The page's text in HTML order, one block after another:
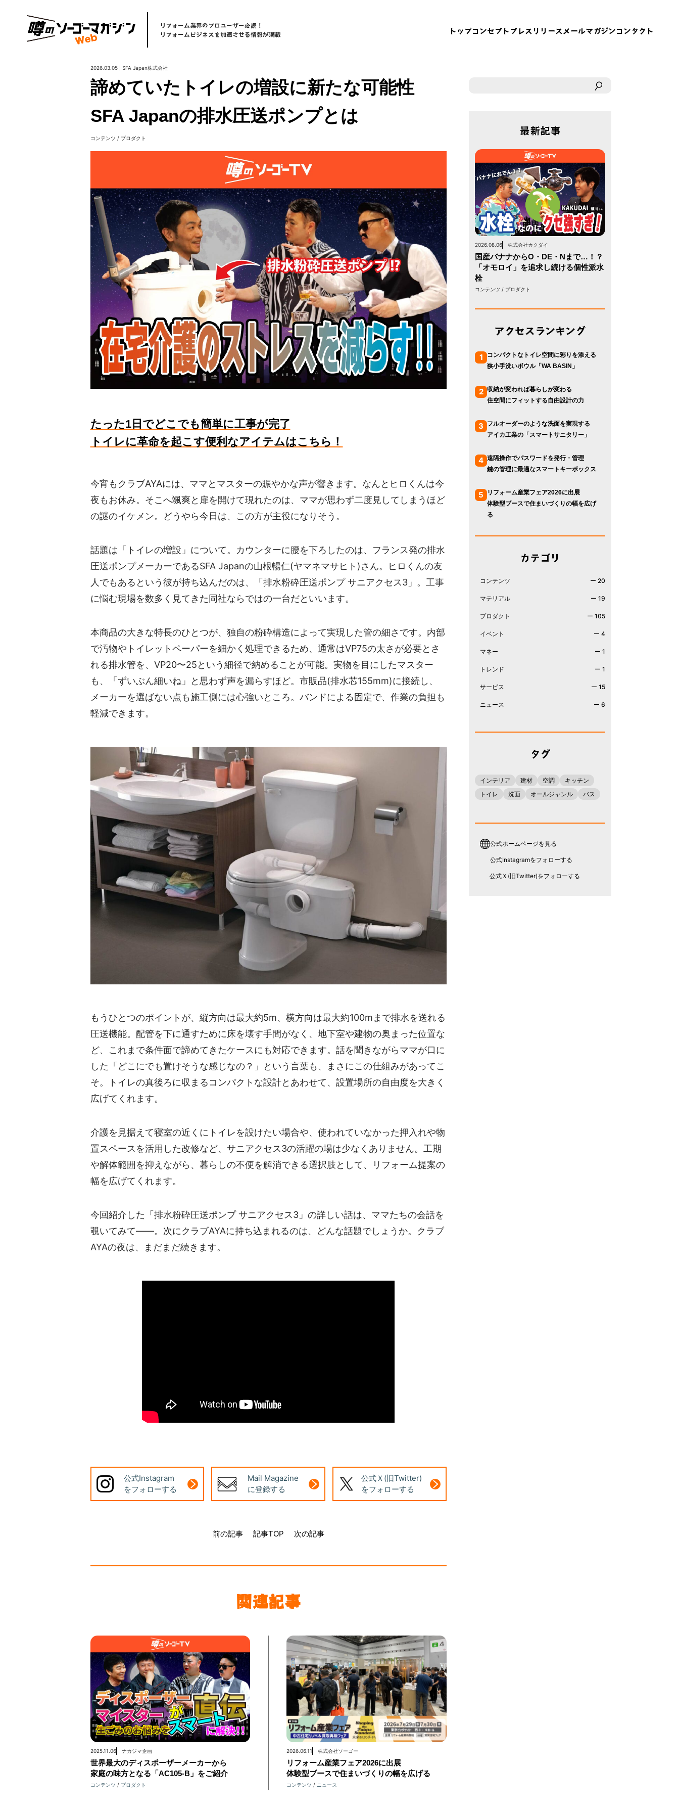
リフォーム業界のプロユーザー必読！
リフォームビジネスを加速させる情報が満載 トップコンセプトプレスリリースメールマガジンコンタクト
2026.03.05 | SFA Japan株式会社
諦めていたトイレの増設に新たな可能性
SFA Japanの排水圧送ポンプとは
コンテンツ / プロダクト
たった1日でどこでも簡単に工事が完了
トイレに革命を起こす便利なアイテムはこちら！
今宵もクラブAYAには、ママとマスターの賑やかな声が響きます。なんとヒロくんは今
夜もお休み。そこへ颯爽と扉を開けて現れたのは、ママが思わず二度見してしまうほど
の謎のイケメン。どうやら今日は、この方が主役になりそう。
話題は「トイレの増設」について。カウンターに腰を下ろしたのは、フランス発の排水
圧送ポンプメーカーであるSFA Japanの山根暢仁(ヤマネマサヒト)さん。ヒロくんの友
人でもあるという彼が持ち込んだのは、「排水粉砕圧送ポンプ サニアクセス3」。工事
に悩む現場を数多く見てきた同社ならではの一台だといいます。
本商品の大きな特長のひとつが、独自の粉砕構造によって実現した管の細さです。内部
で汚物やトイレットペーパーを細かく処理できるため、通常はVP75の太さが必要とさ
れる排水管を、VP20〜25という細径で納めることが可能。実物を目にしたマスター
も、「ずいぶん細いね」と思わず声を漏らすほど。市販品(排水芯155mm)に接続し、
メーカーを選ばない点も施工側には心強いところ。バンドによる固定で、作業の負担も
軽減できます。
もうひとつのポイントが、縦方向は最大約5m、横方向は最大約100mまで排水を送れる
圧送機能。配管を下に通すために床を壊す手間がなく、地下室や建物の奥まった位置な
ど、これまで条件面で諦めてきたケースにも対応できます。話を聞きながらママが口に
した「どこにでも置けそうな感じなの？」という言葉も、まさにこの仕組みがあってこ
そ。トイレの真後ろに収まるコンパクトな設計とあわせて、設置場所の自由度を大きく
広げてくれます。
介護を見据えて寝室の近くにトイレを設けたい場合や、使われていなかった押入れや物
置スペースを活用した改修など、サニアクセス3の活躍の場は少なくありません。工期
や解体範囲を抑えながら、暮らしの不便を解消できる選択肢として、リフォーム提案の
幅を広げてくれます。
今回紹介した「排水粉砕圧送ポンプ サニアクセス3」の詳しい話は、ママたちの会話を
覗いてみて――。次にクラブAYAに持ち込まれるのは、どんな話題でしょうか。クラブ
AYAの夜は、まだまだ続きます。
公式Instagram
をフォローする
Mail Magazine
に登録する
公式Ｘ(旧Twitter)
をフォローする
前の記事 記事TOP 次の記事
関連記事
2025.11.06 ナカジマ企画
世界最大のディスポーザーメーカーから
家庭の味方となる「AC105-B」をご紹介
コンテンツ プロダクト
2026.06.11 株式会社ソーゴー
リフォーム産業フェア2026に出展
体験型ブースで住まいづくりの幅を広げる
コンテンツ ニュース
最新記事
2026.08.06 株式会社カクダイ
国産バナナからO・DE・Nまで…！？
「オモロイ」を追求し続ける個性派水
栓
コンテンツ / プロダクト
アクセスランキング
1
コンパクトなトイレ空間に彩りを添える
狭小手洗いボウル「WA BASIN」
2 収納が変われば暮らしが変わる
住空間にフィットする自由設計の力
3
フルオーダーのような洗面を実現する
アイカ工業の「スマートサニタリー」
4 遠隔操作でパスワードを発行・管理
鍵の管理に最適なスマートキーボックス
5
リフォーム産業フェア2026に出展
体験型ブースで住まいづくりの幅を広げ
る
カテゴリ
コンテンツ ー 20
マテリアル ー 19
プロダクト ー 105
イベント ー 4
マネー ー 1
トレンド ー 1
サービス ー 15
ニュース ー 6
タグ
インテリア 建材 空調
キッチン
トイレ
洗面 オールジャンル バス
公式ホームページを見る
公式Instagramをフォローする
公式Ｘ(旧Twitter)をフォローする